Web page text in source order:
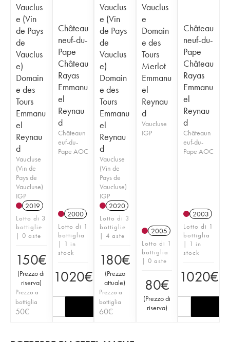
Vauclus
e (Vin
de Pays
de
Vauclus
e)
Domain
e des
Tours
Emmanu
el
Reynau
d
Vaucluse
(Vin de
Pays de
Vaucluse)
IGP
2019
Lotto di 3
bottiglie
| 0 aste
150€
(Prezzo di
riserva)
Prezzo a
bottiglia
50€
Château
neuf-du-
Pape
Château
Rayas
Emmanu
el
Reynau
d
Châteaun
euf-du-
Pape AOC
2000
Lotto di 1
bottiglia
| 1 in
stock
1020€
Vauclus
e (Vin
de Pays
de
Vauclus
e)
Domain
e des
Tours
Emmanu
el
Reynau
d
Vaucluse
(Vin de
Pays de
Vaucluse)
IGP
2020
Lotto di 3
bottiglie
| 4 aste
180€
(Prezzo
attuale)
Prezzo a
bottiglia
60€
Vauclus
e
Domain
e des
Tours
Merlot
Emmanu
el
Reynau
d
Vaucluse
IGP
2005
Lotto di 1
bottiglia
| 0 aste
80€
(Prezzo di
riserva)
Château
neuf-du-
Pape
Château
Rayas
Emmanu
el
Reynau
d
Châteaun
euf-du-
Pape AOC
2003
Lotto di 1
bottiglia
| 1 in
stock
1020€